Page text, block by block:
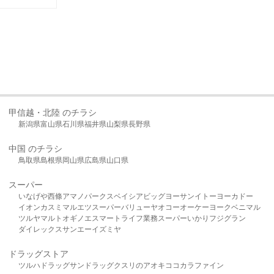
甲信越・北陸 のチラシ
新潟県富山県石川県福井県山梨県長野県
中国 のチラシ
鳥取県島根県岡山県広島県山口県
スーパー
いなげや西條アマノパークスベイシア ビッグヨーサンイトーヨーカドー
イオンカスミ マルエツスーパーバリューヤオコーオーケー ヨークベニマル
ツルヤマルト オギノ エスマート ライフ業務スーパーいかり フジグラン
ダイレックスサンエーイズミヤ
ドラッグストア
ツルハドラッグサンドラッグクスリのアオキ ココカラファイン